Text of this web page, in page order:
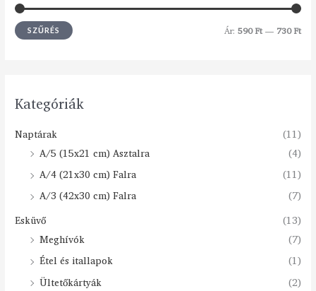
SZŰRÉS Ár: 590 Ft— 730 Ft
Kategóriák
Naptárak
(11)
A/5 (15x21 cm) Asztalra
(4)
A/4 (21x30 cm) Falra
(11)
A/3 (42x30 cm) Falra
(7)
Esküvő
(13)
Meghívók
(7)
Étel és itallapok
(1)
Ültetőkártyák
(2)